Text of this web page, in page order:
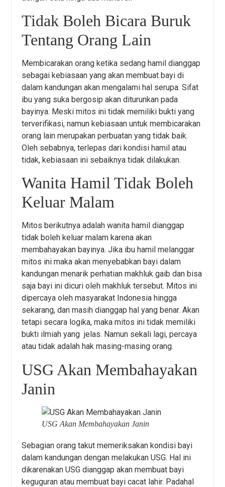
Tidak Boleh Bicara Buruk
Tentang Orang Lain
Membicarakan orang ketika sedang hamil dianggap
sebagai kebiasaan yang akan membuat bayi di
dalam kandungan akan mengalami hal serupa. Sifat
ibu yang suka bergosip akan diturunkan pada
bayinya. Meski mitos ini tidak memiliki bukti yang
terverifikasi, namun kebiasaan untuk membicarakan
orang lain merupakan perbuatan yang tidak baik.
Oleh sebabnya, terlepas dari kondisi hamil atau
tidak, kebiasaan ini sebaiknya tidak dilakukan.
Wanita Hamil Tidak Boleh
Keluar Malam
Mitos berikutnya adalah wanita hamil dianggap
tidak boleh keluar malam karena akan
membahayakan bayinya. Jika ibu hamil melanggar
mitos ini maka akan menyebabkan bayi dalam
kandungan menarik perhatian makhluk gaib dan bisa
saja bayi ini dicuri oleh makhluk tersebut. Mitos ini
dipercaya oleh masyarakat Indonesia hingga
sekarang, dan masih dianggap hal yang benar. Akan
tetapi secara logika, maka mitos ini tidak memiliki
bukti ilmiah yang jelas. Namun sekali lagi, percaya
atau tidak adalah hak masing-masing orang.
USG Akan Membahayakan
Janin
USG Akan Membahayakan Janin
Sebagian orang takut memeriksakan kondisi bayi
dalam kandungan dengan melakukan USG. Hal ini
dikarenakan USG dianggap akan membuat bayi
keguguran atau membuat bayi cacat lahir. Padahal